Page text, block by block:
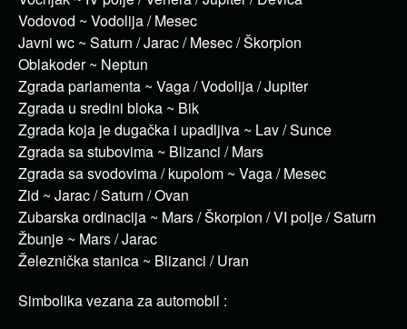
Vodovod ~ Vodolija / Mesec
Javni wc ~ Saturn / Jarac / Mesec / Škorpion
Oblakoder ~ Neptun
Zgrada parlamenta ~ Vaga / Vodolija / Jupiter
Zgrada u sredini bloka ~ Bik
Zgrada koja je dugačka i upadljiva ~ Lav / Sunce
Zgrada sa stubovima ~ Blizanci / Mars
Zgrada sa svodovima / kupolom ~ Vaga / Mesec
Zid ~ Jarac / Saturn / Ovan
Zubarska ordinacija ~ Mars / Škorpion / VI polje / Saturn
Žbunje ~ Mars / Jarac
Železnička stanica ~ Blizanci / Uran
Simbolika vezana za automobil :